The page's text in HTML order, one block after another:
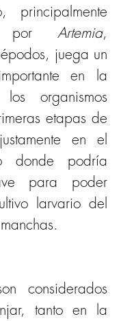
principalmente
por Artemia,
juega un
en la
organismos
etapas de
en el
donde podría
para poder
larvario del
considerados
tanto en la